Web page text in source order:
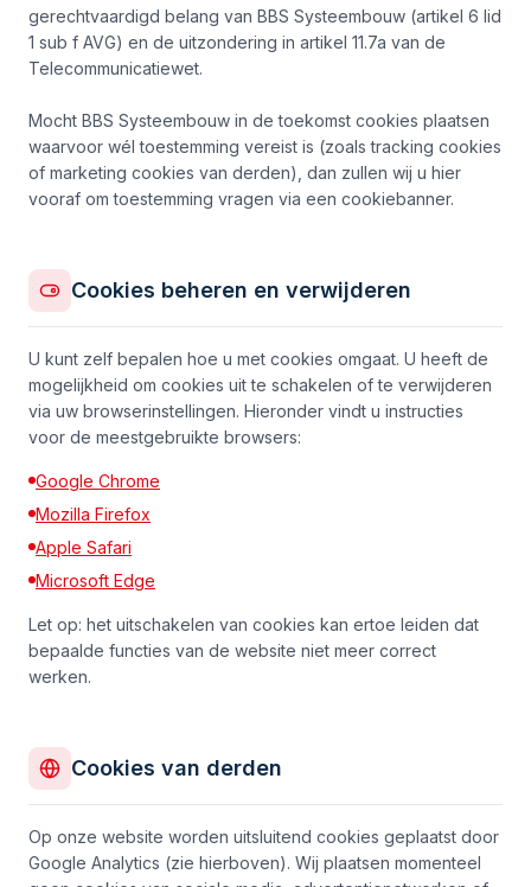
gerechtvaardigd belang van BBS Systeembouw (artikel 6 lid
1 sub f AVG) en de uitzondering in artikel 11.7a van de
Telecommunicatiewet.
Mocht BBS Systeembouw in de toekomst cookies plaatsen
waarvoor wél toestemming vereist is (zoals tracking cookies
of marketing cookies van derden), dan zullen wij u hier
vooraf om toestemming vragen via een cookiebanner.
Cookies beheren en verwijderen
U kunt zelf bepalen hoe u met cookies omgaat. U heeft de
mogelijkheid om cookies uit te schakelen of te verwijderen
via uw browserinstellingen. Hieronder vindt u instructies
voor de meestgebruikte browsers:
Google Chrome
Mozilla Firefox
Apple Safari
Microsoft Edge
Let op: het uitschakelen van cookies kan ertoe leiden dat
bepaalde functies van de website niet meer correct
werken.
Cookies van derden
Op onze website worden uitsluitend cookies geplaatst door
Google Analytics (zie hierboven). Wij plaatsen momenteel